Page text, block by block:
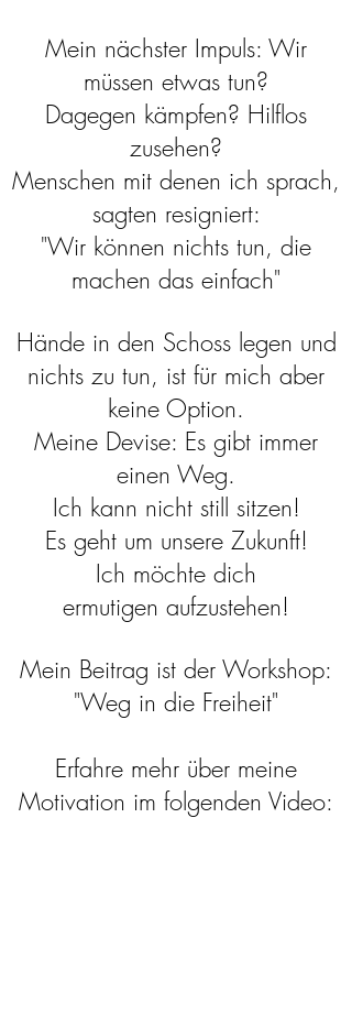
Mein nächster Impuls: Wir
müssen etwas tun?
Dagegen kämpfen? Hilflos
zusehen?
Menschen mit denen ich sprach,
sagten resigniert:
"Wir können nichts tun, die
machen das einfach"
Hände in den Schoss legen und
nichts zu tun, ist für mich aber
keine Option.
Meine Devise: Es gibt immer
einen Weg.
Ich kann nicht still sitzen!
Es geht um unsere Zukunft!
Ich möchte dich
ermutigen aufzustehen!
Mein Beitrag ist der Workshop:
"Weg in die Freiheit"
Erfahre mehr über meine
Motivation im folgenden Video: